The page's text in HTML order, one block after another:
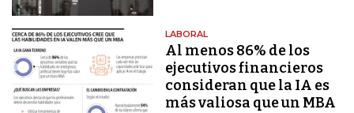
LABORAL
Al menos 86% de los
ejecutivos financieros
consideran que la IA es
más valiosa que un MBA